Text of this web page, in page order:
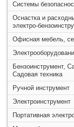
Системы
Оснастка и
электро-
Офисная мебель,
Бензоинструмент,
Садовая техника
Ручной инструмент
Электроинструмент
Портативная